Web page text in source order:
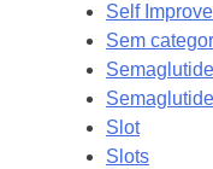
Self
Sem
Semaglutide
Slot
Slots